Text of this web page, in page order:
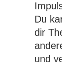
Du
dir
und